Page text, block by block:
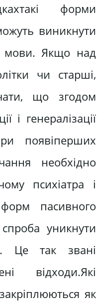
форми
виникнути
мови. Якщо над
чи старші,
що згодом
і генералізації
появіперших
необхідно
психіатра і
пасивного
уникнути
Це так звані
відходи.Які
як